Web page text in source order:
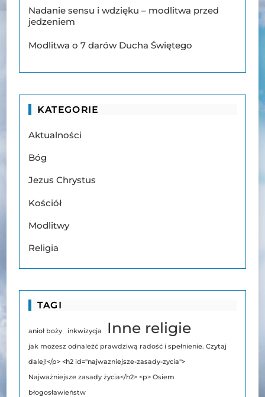
Nadanie sensu i wdzięku – modlitwa przed
jedzeniem
Modlitwa o 7 darów Ducha Świętego
KATEGORIE
Aktualności
Bóg
Jezus Chrystus
Kościół
Modlitwy
Religia
TAGI
anioł boży inkwizycja Inne religie
jak możesz odnaleźć prawdziwą radość i spełnienie. Czytaj
dalej!</p> <h2 id="najwazniejsze-zasady-zycia">
Najważniejsze zasady życia</h2> <p> Osiem
błogosławieństw